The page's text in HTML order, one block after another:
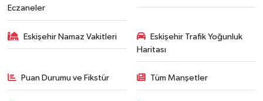
Eczaneler
Eskişehir Namaz Vakitleri
Eskişehir Trafik Yoğunluk
Haritası
Puan Durumu ve Fikstür Tüm Manşetler